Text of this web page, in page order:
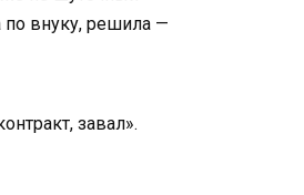
по внуку, решила —
завал».